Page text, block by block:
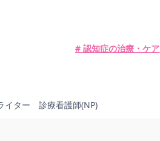
# 認知症の治療・ケア
ター 診療看護師(NP)